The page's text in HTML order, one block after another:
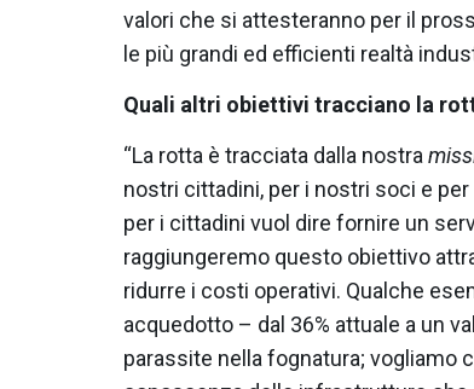
valori che si attesteranno per il
le più grandi ed efficienti realtà
Quali altri obiettivi tracciano la
“La rotta è tracciata dalla nostra
nostri cittadini, per i nostri soci e
per i cittadini vuol dire fornire un
raggiungeremo questo obiettivo
ridurre i costi operativi. Qualche
acquedotto – dal 36% attuale a un
parassite nella fognatura; vogliamo